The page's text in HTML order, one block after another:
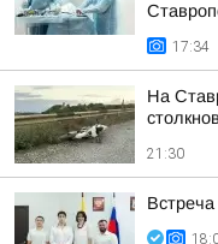
17:34
На
21:30